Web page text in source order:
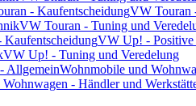
- KaufentscheidungVW Touran
VW Touran - Tuning und
VW Up! - Positive
VW Up! - Tuning und Veredelung
AllgemeinWohnmobile und
- Händler und